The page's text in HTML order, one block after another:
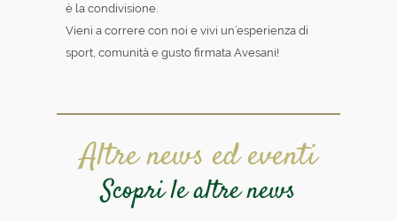
è la condivisione.
Vieni a correre con noi e vivi un’esperienza di
sport, comunità e gusto firmata Avesani!
Altre news ed eventi
Scopri le altre news